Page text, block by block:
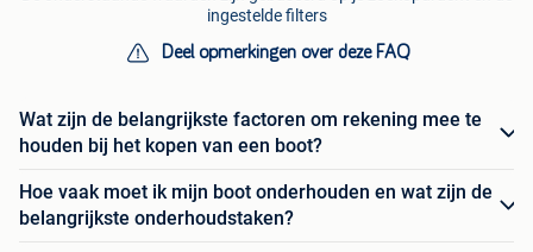
ingestelde filters
Deel opmerkingen over deze FAQ
Wat zijn de belangrijkste factoren om rekening mee te
houden bij het kopen van een boot?
Hoe vaak moet ik mijn boot onderhouden en wat zijn de
belangrijkste onderhoudstaken?